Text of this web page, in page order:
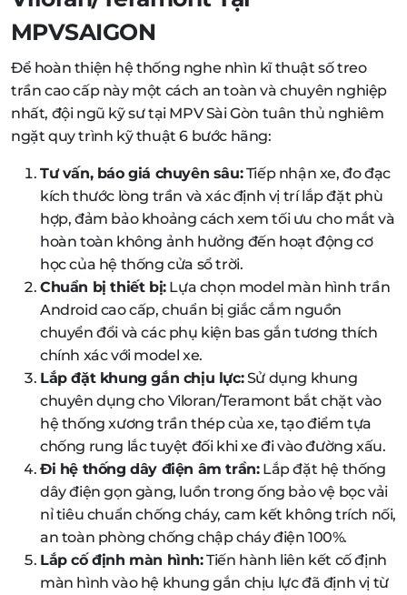
MPVSAIGON
Để hoàn thiện hệ thống nghe nhìn kĩ thuật số treo
trần cao cấp này một cách an toàn và chuyên nghiệp
nhất, đội ngũ kỹ sư tại MPV Sài Gòn tuân thủ nghiêm
ngặt quy trình kỹ thuật 6 bước hãng:
Tư vấn, báo giá chuyên sâu:Tiếp nhận xe, đo đạc
kích thước lòng trần và xác định vị trí lắp đặt phù
hợp, đảm bảo khoảng cách xem tối ưu cho mắt và
hoàn toàn không ảnh hưởng đến hoạt động cơ
học của hệ thống cửa sổ trời.
Chuẩn bị thiết bị:Lựa chọn model màn hình trần
Android cao cấp, chuẩn bị giắc cắm nguồn
chuyển đổi và các phụ kiện bas gắn tương thích
chính xác với model xe.
Lắp đặt khung gắn chịu lực:Sử dụng khung
chuyên dụng cho Viloran/Teramont bắt chặt vào
hệ thống xương trần thép của xe, tạo điểm tựa
chống rung lắc tuyệt đối khi xe đi vào đường xấu.
Đi hệ thống dây điện âm trần:Lắp đặt hệ thống
dây điện gọn gàng, luồn trong ống bảo vệ bọc vải
nỉ tiêu chuẩn chống cháy, cam kết không trích nối,
an toàn phòng chống chập cháy điện 100%.
Lắp cố định màn hình:Tiến hành liên kết cố định
màn hình vào hệ khung gắn chịu lực đã định vị từ